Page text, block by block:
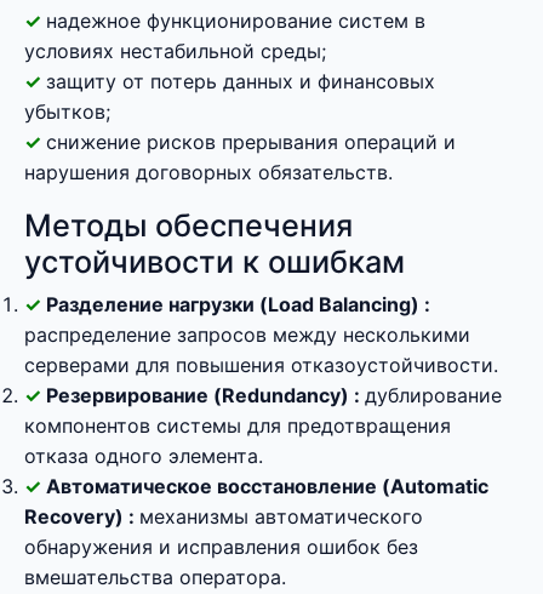
надежное функционирование систем в
условиях нестабильной среды;
защиту от потерь данных и финансовых
убытков;
снижение рисков прерывания операций и
нарушения договорных обязательств.
Методы обеспечения
устойчивости к ошибкам
Разделение нагрузки (Load Balancing) :
распределение запросов между несколькими
серверами для повышения отказоустойчивости.
Резервирование (Redundancy) : дублирование
компонентов системы для предотвращения
отказа одного элемента.
Автоматическое восстановление (Automatic
Recovery) : механизмы автоматического
обнаружения и исправления ошибок без
вмешательства оператора.